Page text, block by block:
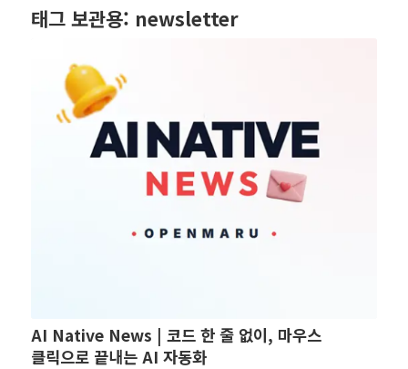
태그 보관용: newsletter
AI Native News | 코드 한 줄 없이, 마우스
클릭으로 끝내는 AI 자동화